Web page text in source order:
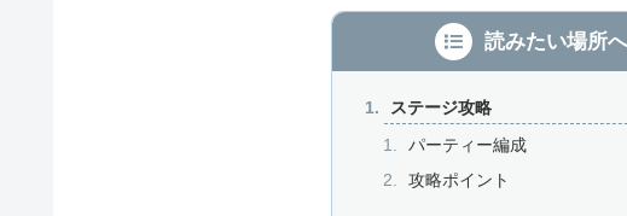
読みたい場所
ステージ攻略
パーティー編成
攻略ポイント